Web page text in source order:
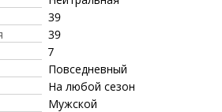
39
39
7
Повседневный
На любой сезон
Мужской